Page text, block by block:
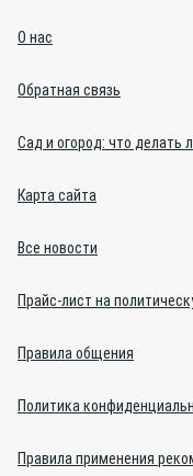
О нас
Обратная связь
Сад и огород: что делать
Карта сайта
Все новости
Прайс-лист на
Правила общения
Политика
Правила применения